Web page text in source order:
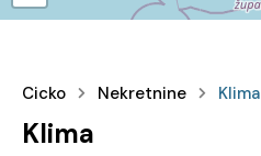
Cicko Nekretnine Klima
Klima